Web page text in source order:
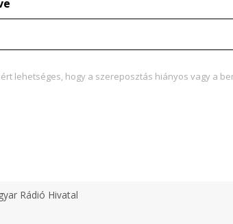
lehetséges, hogy a szereposztás hiányos vagy a
Rádió Hivatal